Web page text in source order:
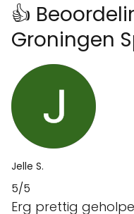
👍
Groningen
Jelle S.
5/5
Erg prettig